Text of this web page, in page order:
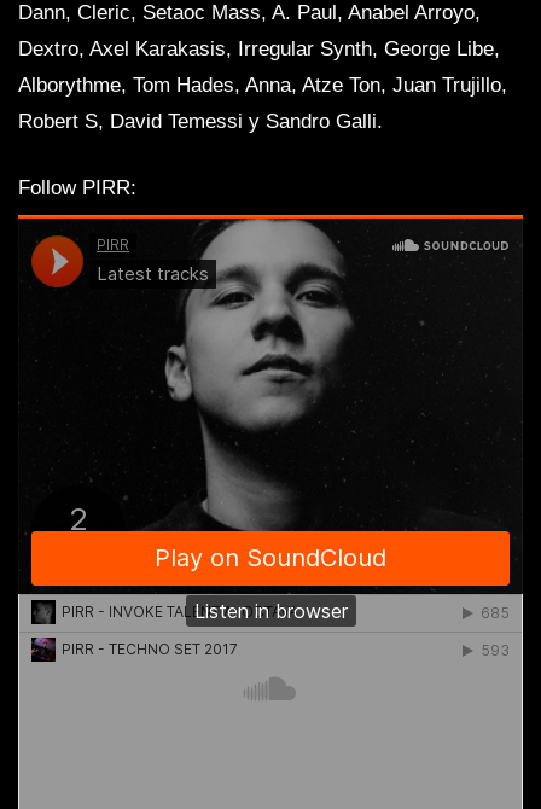
Dann, Cleric, Setaoc Mass, A. Paul, Anabel Arroyo,
Dextro, Axel Karakasis, Irregular Synth, George Libe,
Alborythme, Tom Hades, Anna, Atze Ton, Juan Trujillo,
Robert S, David Temessi y Sandro Galli.
Follow PIRR: